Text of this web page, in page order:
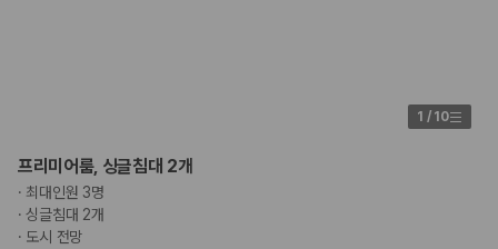
1 / 10
프리미어룸, 싱글침대 2개
· 최대인원 3명
·싱글침대 2개
· 도시 전망